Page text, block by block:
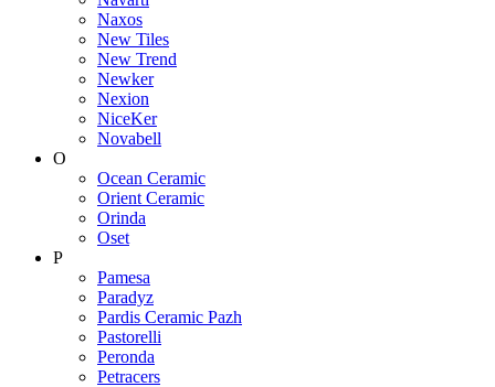
Naxos
New Tiles
New Trend
Newker
Nexion
NiceKer
Novabell
O
Ocean Ceramic
Orient Ceramic
Orinda
Oset
P
Pamesa
Paradyz
Pardis Ceramic Pazh
Pastorelli
Peronda
Petracers